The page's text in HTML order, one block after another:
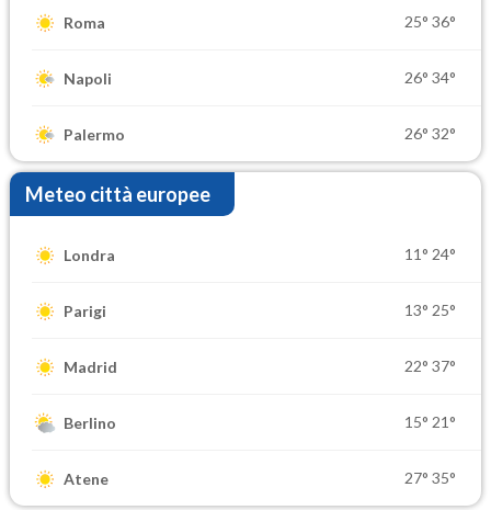
Roma 25° 36°
Napoli 26° 34°
Palermo 26° 32°
Meteo città europee
Londra 11° 24°
Parigi 13° 25°
Madrid 22° 37°
Berlino 15° 21°
Atene 27° 35°